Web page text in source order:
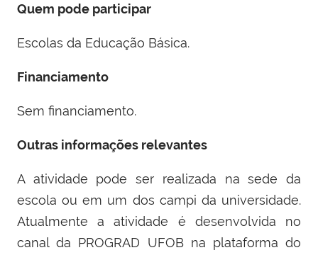
Quem pode participar
Escolas da Educação Básica.
Financiamento
Sem financiamento.
Outras informações relevantes
A atividade pode ser realizada na sede da
escola ou em um dos campi da universidade.
Atualmente a atividade é desenvolvida no
canal da PROGRAD UFOB na plataforma do